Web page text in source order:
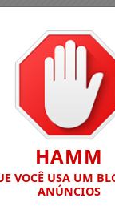
HAMM
VOCÊ USA UM
ANÚNCIOS